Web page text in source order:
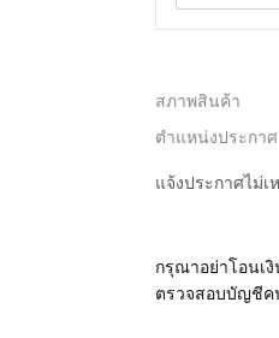
สภาพสินค้า
ตำแหน่งประกาศ
แจ้งประกาศไม่เ
กรุณาอย่าโอนเ
ตรวจสอบบัญชีค